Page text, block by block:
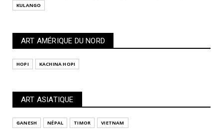
KULANGO
ART AMÉRIQUE DU NORD
HOPI KACHINA HOPI
ART ASIATIQUE
GANESH NÉPAL TIMOR VIETNAM